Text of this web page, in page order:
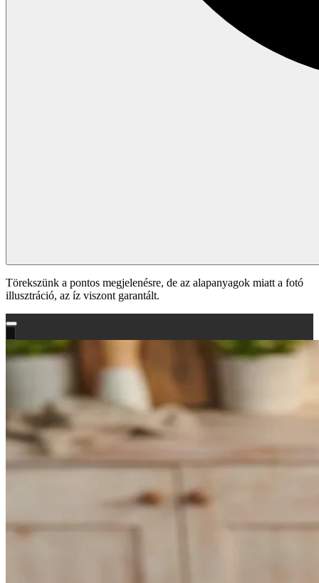
Törekszünk a pontos megjelenésre, de az alapanyagok miatt a fotó
illusztráció, az íz viszont garantált.